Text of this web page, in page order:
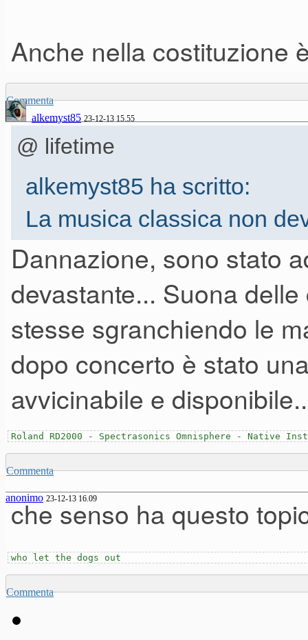
Anche nella costituzione
Commenta
alkemyst85 23-12-13 15.55
@ lifetime
alkemyst85 ha scritto:
La musica classica non
ma perchè allevi è un
lang ecco quello è un
musica classica! Ma tanto di
Dannazione, sono stato
devastante... Suona
stesse sgranchiendo le
dopo concerto è stato
avvicinabile e
Roland RD2000 - Spectrasonics Omnisphere - Native
Commenta
anonimo 23-12-13 16.09
che senso ha questo
who let the dogs out
Commenta